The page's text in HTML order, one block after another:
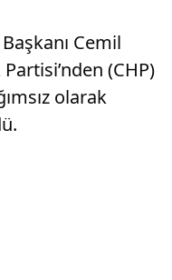
Cemil
(CHP)
olarak